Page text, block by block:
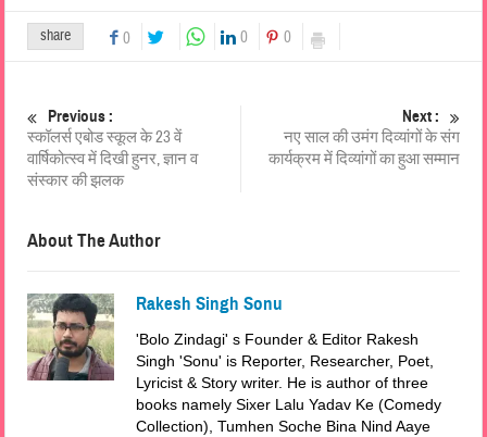
share 0 0 0
Previous :
स्कॉलर्स एबोड स्कूल के 23 वें
वार्षिकोत्स्व में दिखी हुनर, ज्ञान व
संस्कार की झलक
Next :
नए साल की उमंग दिव्यांगों के संग
कार्यक्रम में दिव्यांगों का हुआ सम्मान
About The Author
Rakesh Singh Sonu
'Bolo Zindagi' s Founder & Editor Rakesh
Singh 'Sonu' is Reporter, Researcher, Poet,
Lyricist & Story writer. He is author of three
books namely Sixer Lalu Yadav Ke (Comedy
Collection), Tumhen Soche Bina Nind Aaye